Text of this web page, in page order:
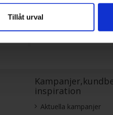
Tillåt urval
KÖP
inspiration
Aktuella kampanjer